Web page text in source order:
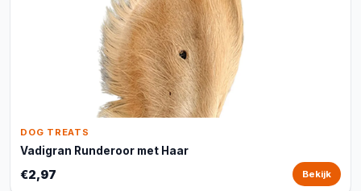
DOG TREATS
Vadigran Runderoor met Haar
€2,97 Bekijk